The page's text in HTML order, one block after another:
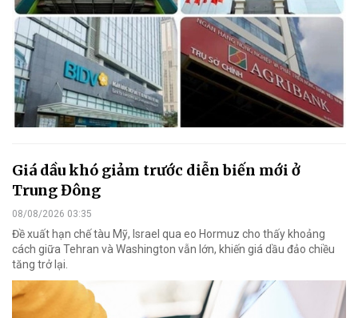
Giá dầu khó giảm trước diễn biến mới ở
Trung Đông
08/08/2026 03:35
Đề xuất hạn chế tàu Mỹ, Israel qua eo Hormuz cho thấy khoảng
cách giữa Tehran và Washington vẫn lớn, khiến giá dầu đảo chiều
tăng trở lại.